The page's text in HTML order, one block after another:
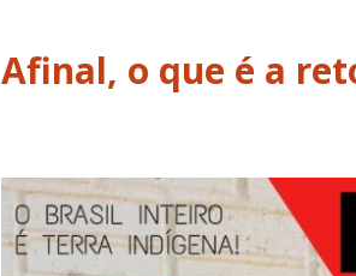
Afinal, o que é a